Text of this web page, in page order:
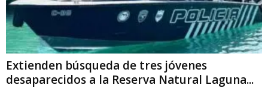
Extienden búsqueda de tres jóvenes
desaparecidos a la Reserva Natural Laguna...